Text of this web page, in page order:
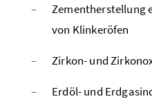
Zementherstellung
von Klinkeröfen
Zirkon- und
Erdöl- und